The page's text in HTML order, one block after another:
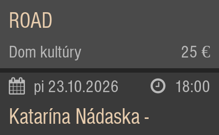
ROAD
Dom kultúry 25 €
pi 23.10.2026 18:00
Katarína Nádaska -